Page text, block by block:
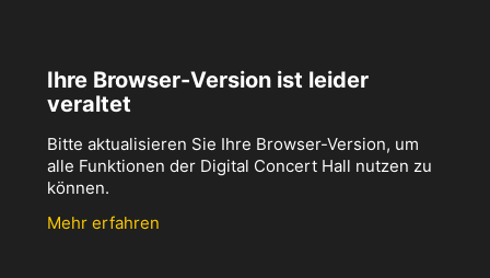
Ihre Browser-Version ist leider
veraltet
Bitte aktualisieren Sie Ihre Browser-Version, um
alle Funktionen der Digital Concert Hall nutzen zu
können.
Mehr erfahren